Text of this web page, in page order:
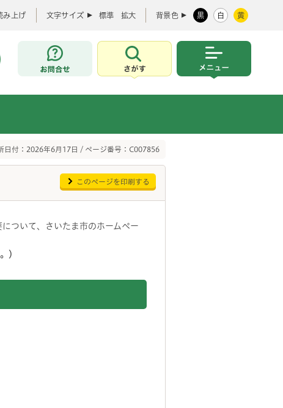
み上げ 文字サイズ 標準 拡大 背景色 黒 白 黄
お問合せ
さがす
日付：2026年6月17日 / ページ番号：C007856
このページを印刷する
ついて、さいたま市のホームペー
）